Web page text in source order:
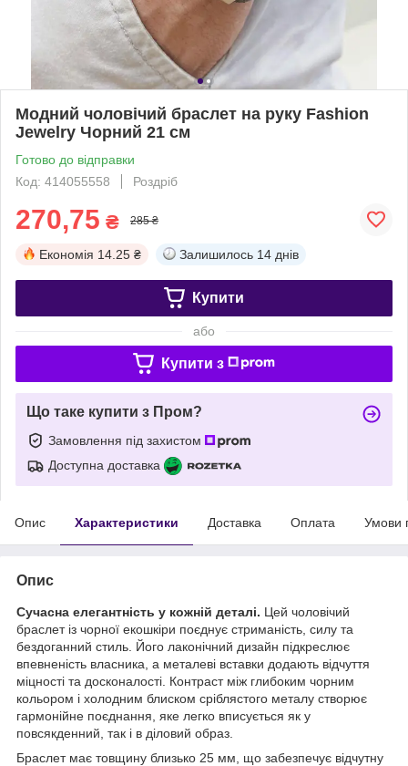
Модний чоловічий браслет на руку Fashion
Jewelry Чорний 21 см
Готово до відправки
Код: 414055558
Роздріб
270,75 ₴ 285 ₴
Економія 14.25 ₴ Залишилось 14 днів
Купити
або
Купити з
Що таке купити з Пром?
Замовлення під захистом
Доступна доставка
Опис Характеристики Доставка Оплата Умови
Опис
Сучасна елегантність у кожній деталі. Цей чоловічий
браслет із чорної екошкіри поєднує стриманість, силу та
бездоганний стиль. Його лаконічний дизайн підкреслює
впевненість власника, а металеві вставки додають відчуття
міцності та досконалості. Контраст між глибоким чорним
кольором і холодним блиском сріблястого металу створює
гармонійне поєднання, яке легко вписується як у
повсякденний, так і в діловий образ.
Браслет має товщину близько 25 мм, що забезпечує відчутну